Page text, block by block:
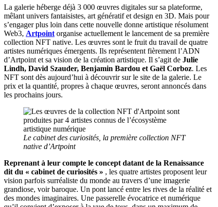
La galerie héberge déjà 3 000 œuvres digitales sur sa plateforme,
mêlant univers fantaisistes, art génératif et design en 3D. Mais pour
s’engager plus loin dans cette nouvelle donne artistique résolument
Web3, Artpoint organise actuellement le lancement de sa première
collection NFT native. Les œuvres sont le fruit du travail de quatre
artistes numériques émergents. Ils représentent fièrement l’ADN
d’Artpoint et sa vision de la création artistique. Il s’agit de Julie
Lindh, David Szauder, Benjamin Bardou et Gaël Corboz. Les
NFT sont dès aujourd’hui à découvrir sur le site de la galerie. Le
prix et la quantité, propres à chaque œuvres, seront annoncés dans
les prochains jours.
Le cabinet des curiosités, la première collection NFT
native d’Artpoint
Reprenant à leur compte le concept datant de la Renaissance
dit du « cabinet de curiosités » , les quatre artistes proposent leur
vision parfois surréaliste du monde au travers d’une imagerie
grandiose, voir baroque. Un pont lancé entre les rives de la réalité et
des mondes imaginaires. Une passerelle évocatrice et numérique